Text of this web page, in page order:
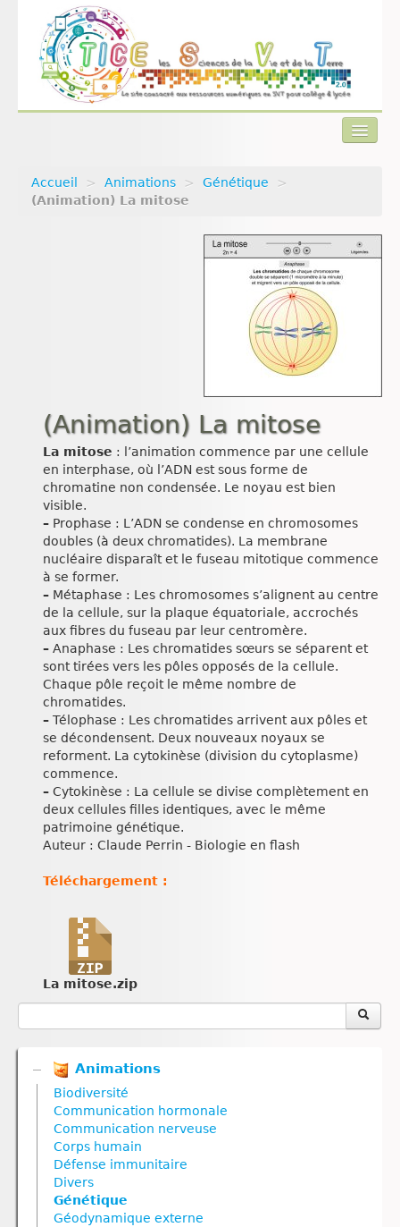
Actualités
Accueil > Animations > Génétique
>
(Animation) La mitose
(Animation) La mitose
La mitose : l’animation commence par une cellule
en interphase, où l’ADN est sous forme de
chromatine non condensée. Le noyau est bien
visible.
– Prophase : L’ADN se condense en chromosomes
doubles (à deux chromatides). La membrane
nucléaire disparaît et le fuseau mitotique commence
à se former.
– Métaphase : Les chromosomes s’alignent au centre
de la cellule, sur la plaque équatoriale, accrochés
aux fibres du fuseau par leur centromère.
– Anaphase : Les chromatides sœurs se séparent et
sont tirées vers les pôles opposés de la cellule.
Chaque pôle reçoit le même nombre de
chromatides.
– Télophase : Les chromatides arrivent aux pôles et
se décondensent. Deux nouveaux noyaux se
reforment. La cytokinèse (division du cytoplasme)
commence.
– Cytokinèse : La cellule se divise complètement en
deux cellules filles identiques, avec le même
patrimoine génétique.
Auteur : Claude Perrin - Biologie en flash
Téléchargement :
La mitose.zip
Animations
Biodiversité
Communication hormonale
Communication nerveuse
Corps humain
Défense immunitaire
Divers
Génétique
Géodynamique externe